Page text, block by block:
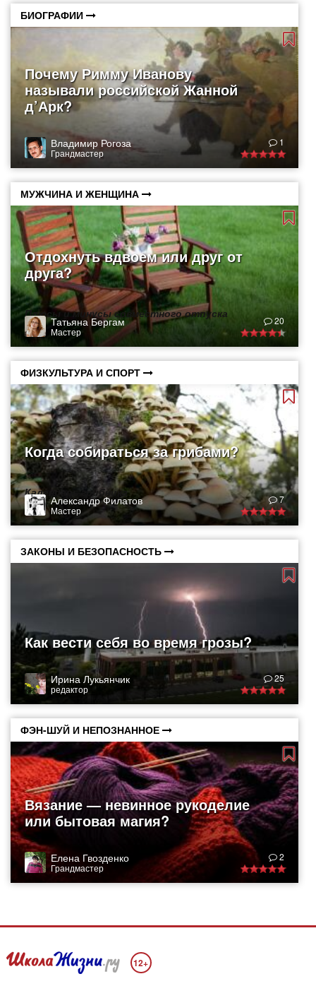
БИОГРАФИИ
Почему Римму Иванову
называли российской Жанной
д’Арк?
Владимир Рогоза
Грандмастер
1
МУЖЧИНА И ЖЕНЩИНА
Отдохнуть вдвоем или друг от
друга?
Плюсы и минусы совместного отпуска
Татьяна Бергам
Мастер
20
ФИЗКУЛЬТУРА И СПОРТ
Когда собираться за грибами?
Календарь грибника
Александр Филатов
Мастер
7
ЗАКОНЫ И БЕЗОПАСНОСТЬ
Как вести себя во время грозы?
Ирина Лукьянчик
редактор
25
ФЭН-ШУЙ И НЕПОЗНАННОЕ
Вязание — невинное рукоделие
или бытовая магия?
Елена Гвозденко
Грандмастер
2
12+